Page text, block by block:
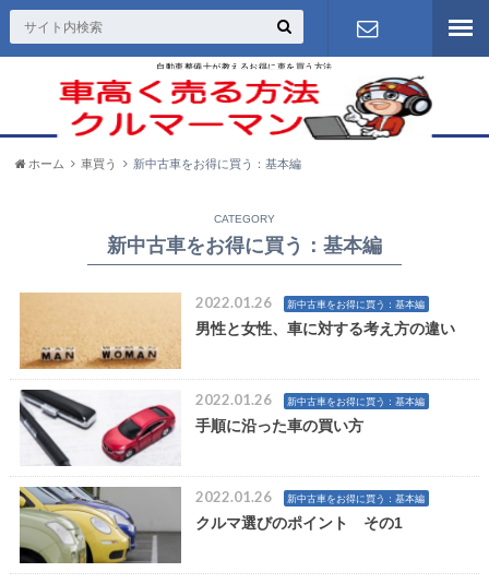
自動車整備士が教えるお得に車を買う方法
お問い合わ
せ
ホーム 車買う 新中古車をお得に買う：基本編
CATEGORY
新中古車をお得に買う：基本編
2022.01.26 新中古車をお得に買う：基本編
男性と女性、車に対する考え方の違い
2022.01.26 新中古車をお得に買う：基本編
手順に沿った車の買い方
2022.01.26 新中古車をお得に買う：基本編
クルマ選びのポイント その1